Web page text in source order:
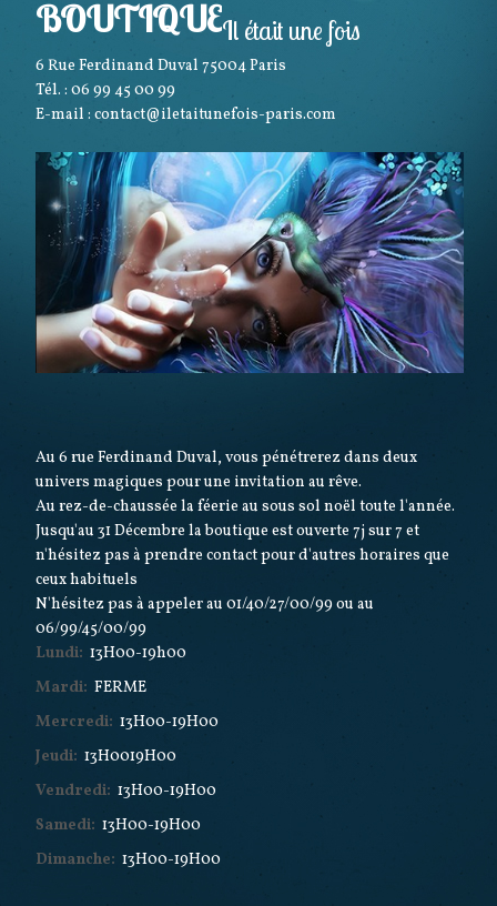
BOUTIQUEIl était une fois
6 Rue Ferdinand Duval75004Paris
Tél. : 06 99 45 00 99
E-mail : contact@iletaitunefois-paris.com
Au 6 rue Ferdinand Duval, vous pénétrerez dans deux
univers magiques pour une invitation au rêve.
Au rez-de-chaussée la féerie au sous sol noël toute l'année.
Jusqu'au 31 Décembre la boutique est ouverte 7j sur 7 et
n'hésitez pas à prendre contact pour d'autres horaires que
ceux habituels
N'hésitez pas à appeler au 01/40/27/00/99 ou au
06/99/45/00/99
Lundi: 13H00-19h00
Mardi: FERME
Mercredi: 13H00-19H00
Jeudi: 13H0019H00
Vendredi: 13H00-19H00
Samedi: 13H00-19H00
Dimanche: 13H00-19H00